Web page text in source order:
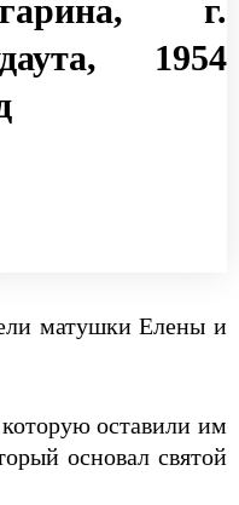
матушки Елены и
оставили им
основал святой